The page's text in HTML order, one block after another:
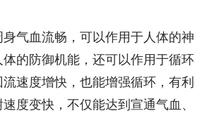
血流畅，可以作用于人体的神
的防御机能，还可以作用于循环
速度增快，也能增强循环，有利
度变快，不仅能达到宣通气血、